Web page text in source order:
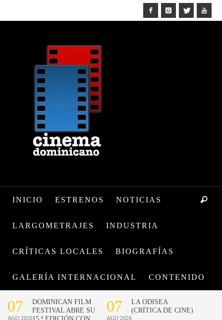
INICIO ESTRENOS NOTICIAS
LARGOMETRAJES INDUSTRIA
CRÍTICAS LOCALES BIOGRAFÍAS
GALERÍA INTERNACIONAL CONTENIDO